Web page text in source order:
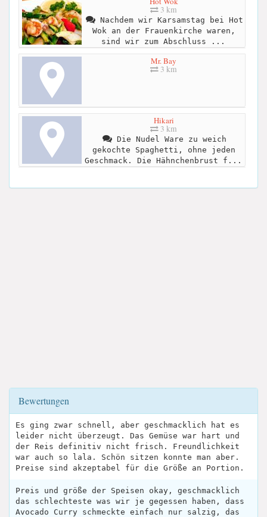
3 km
Nachdem wir Karsamstag bei Hot
Wok an der Frauenkirche waren,
sind wir zum Abschluss ...
Mr. Bay
3 km
Hikari
3 km
Die Nudel Ware zu weich
gekochte Spaghetti, ohne jeden
Geschmack. Die Hähnchenbrust f...
Bewertungen
Es ging zwar schnell, aber geschmacklich hat es
leider nicht überzeugt. Das Gemüse war hart und
der Reis definitiv nicht frisch. Freundlichkeit
war auch so lala. Schön sitzen konnte man aber.
Preise sind akzeptabel für die Größe an Portion.
Preis und größe der Speisen okay, geschmacklich
das schlechteste was wir je gegessen haben, dass
Avocado Curry schmeckte einfach nur salzig, das